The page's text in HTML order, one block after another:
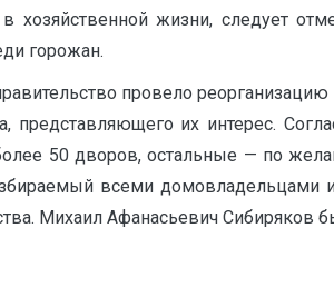
жизни, следует
горожан.
провело реорганизацию
их интерес.
50 дворов, остальные — по
всеми
Михаил Афанасьевич Сибиряков